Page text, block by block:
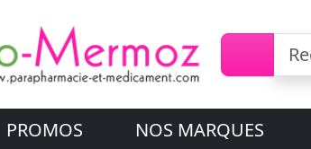
PROMOS NOS MARQUES